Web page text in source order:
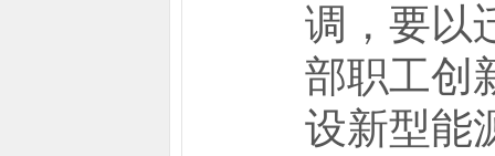
调，要以
部职工创
设新型能